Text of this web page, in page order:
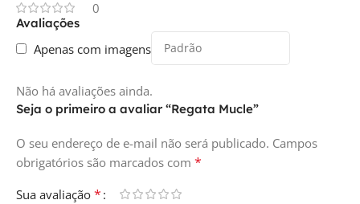
0
Avaliações
Apenas com imagens
Não há avaliações ainda.
Seja o primeiro a avaliar “Regata Mucle”
O seu endereço de e-mail não será publicado. Campos
obrigatórios são marcados com *
Sua avaliação *